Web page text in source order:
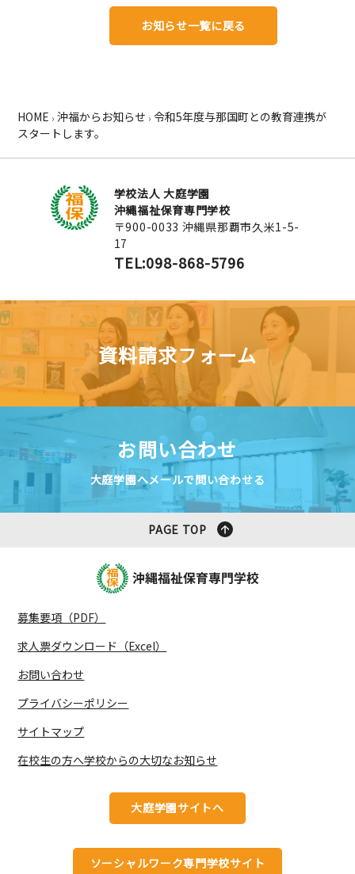
お知らせ一覧に戻る
HOME › 沖福からお知らせ › 令和5年度与那国町との教育連携が
スタートします。
学校法人 大庭学園
沖縄福祉保育専門学校
〒900-0033 沖縄県那覇市久米1-5-
17
TEL:098-868-5796
資料請求フォーム
お問い合わせ
大庭学園へメールで問い合わせる
PAGE TOP
募集要項（PDF）
求人票ダウンロード（Excel）
お問い合わせ
プライバシーポリシー
サイトマップ
在校生の方へ学校からの大切なお知らせ
大庭学園サイトへ
ソーシャルワーク専門学校サイト